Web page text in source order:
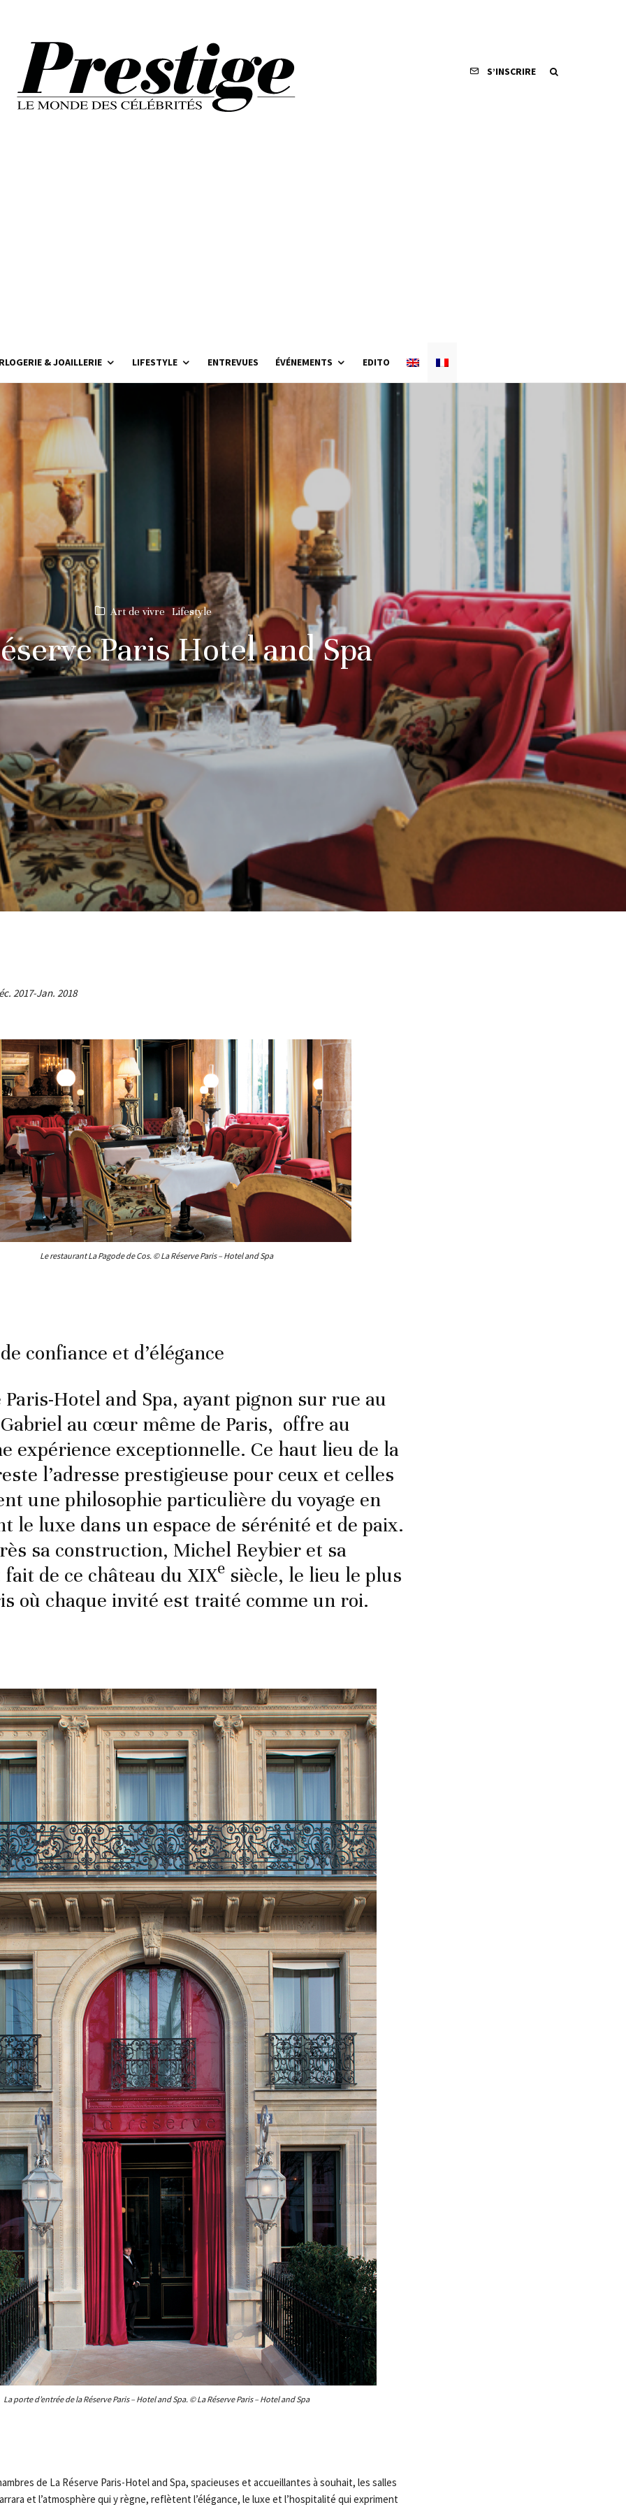
S’INSCRIRE
& JOAILLERIE LIFESTYLE ENTREVUES ÉVÉNEMENTS EDITO
Art de vivre Lifestyle
Paris Hotel and Spa
2017-Jan. 2018
Le restaurant La Pagode de Cos. © La Réserve Paris – Hotel and Spa
confiance et d’élégance
Paris-Hotel and Spa, ayant pignon sur rue au
au cœur même de Paris, offre au
expérience exceptionnelle. Ce haut lieu de la
l’adresse prestigieuse pour ceux et celles
une philosophie particulière du voyage en
le luxe dans un espace de sérénité et de paix.
sa construction, Michel Reybier et sa
de ce château du XIXe siècle, le lieu le plus
où chaque invité est traité comme un roi.
La porte d’entrée de la Réserve Paris – Hotel and Spa. © La Réserve Paris – Hotel and Spa
de La Réserve Paris-Hotel and Spa, spacieuses et accueillantes à souhait, les salles
et l’atmosphère qui y règne, reflètent l’élégance, le luxe et l’hospitalité qui expriment